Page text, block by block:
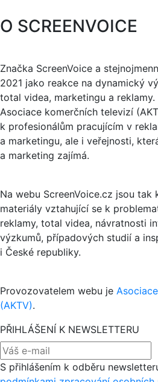
O SCREENVOICE
Značka ScreenVoice a
2021 jako reakce na dynamický
total videa, marketingu a
Asociace komerčních televizí
k profesionálům pracujícím v
a marketingu, ale i veřejnosti,
a marketing zajímá.
Na webu ScreenVoice.cz jsou
materiály vztahující se k
reklamy, total videa, návratnosti
výzkumů, případových studií a
i České republiky.
Provozovatelem webu je
(AKTV).
PŘIHLÁŠENÍ K NEWSLETTERU
S přihlášením k odběru